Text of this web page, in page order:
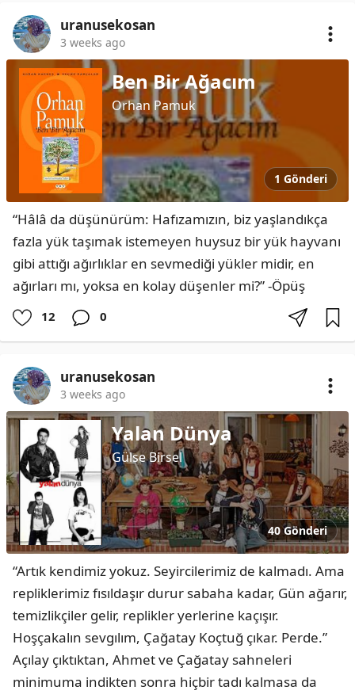
uranusekosan
3 weeks ago
Ben Bir Ağacım
Orhan Pamuk
1 Gönderi
“Hâlâ da düşünürüm: Hafızamızın, biz yaşlandıkça
fazla yük taşımak istemeyen huysuz bir yük hayvanı
gibi attığı ağırlıklar en sevmediği yükler midir, en
ağırları mı, yoksa en kolay düşenler mi?” -Öpüş
12 0
uranusekosan
3 weeks ago
Yalan Dünya
Gülse Birsel
40 Gönderi
“Artık kendimiz yokuz. Seyircilerimiz de kalmadı. Ama
repliklerimiz fısıldaşır durur sabaha kadar, Gün ağarır,
temizlikçiler gelir, replikler yerlerine kaçışır.
Hoşçakalın sevgılım, Çağatay Koçtuğ çıkar. Perde.”
Açılay çıktıktan, Ahmet ve Çağatay sahneleri
minimuma indikten sonra hiçbir tadı kalmasa da